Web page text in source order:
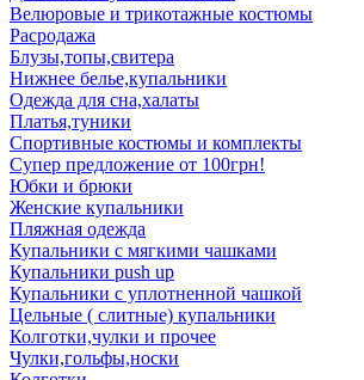
Велюровые и трикотажные костюмы
Расродажа
Блузы,топы,свитера
Нижнее белье,купальники
Одежда для сна,халаты
Платья,туники
Спортивные костюмы и комплекты
Супер предложение от 100грн!
Юбки и брюки
Женские купальники
Пляжная одежда
Купальники с мягкими чашками
Купальники push up
Купальники с уплотненной чашкой
Цельные ( слитные) купальники
Колготки,чулки и прочее
Чулки,гольфы,носки